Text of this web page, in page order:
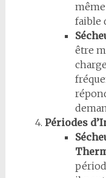
faible
être
Périodes